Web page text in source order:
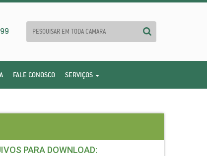
FALE CONOSCO SERVIÇOS
PARA DOWNLOAD: